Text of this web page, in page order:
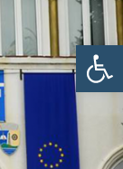
Deschide bara de unelte